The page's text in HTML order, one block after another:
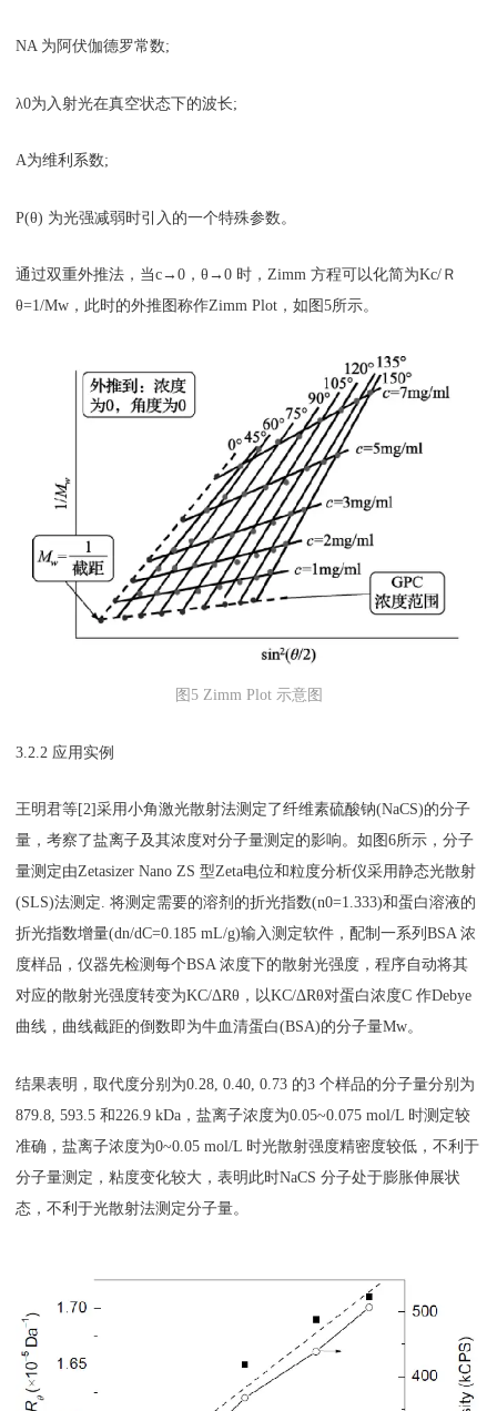
NA 为阿伏伽德罗常数;
λ0为入射光在真空状态下的波长;
A为维利系数;
P(θ) 为光强减弱时引入的一个特殊参数。
通过双重外推法，当c→0，θ→0 时，Zimm 方程可以化简为Kc/Ｒ
θ=1/Mw，此时的外推图称作Zimm Plot，如图5所示。
图5 Zimm Plot 示意图
3.2.2 应用实例
王明君等[2]采用小角激光散射法测定了纤维素硫酸钠(NaCS)的分子
量，考察了盐离子及其浓度对分子量测定的影响。如图6所示，分子
量测定由Zetasizer Nano ZS 型Zeta电位和粒度分析仪采用静态光散射
(SLS)法测定. 将测定需要的溶剂的折光指数(n0=1.333)和蛋白溶液的
折光指数增量(dn/dC=0.185 mL/g)输入测定软件，配制一系列BSA 浓
度样品，仪器先检测每个BSA 浓度下的散射光强度，程序自动将其
对应的散射光强度转变为KC/ΔRθ，以KC/ΔRθ对蛋白浓度C 作Debye
曲线，曲线截距的倒数即为牛血清蛋白(BSA)的分子量Mw。
结果表明，取代度分别为0.28, 0.40, 0.73 的3 个样品的分子量分别为
879.8, 593.5 和226.9 kDa，盐离子浓度为0.05~0.075 mol/L 时测定较
准确，盐离子浓度为0~0.05 mol/L 时光散射强度精密度较低，不利于
分子量测定，粘度变化较大，表明此时NaCS 分子处于膨胀伸展状
态，不利于光散射法测定分子量。